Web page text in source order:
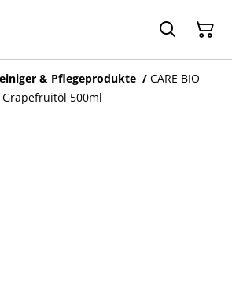
& Pflegeprodukte / CARE BIO
500ml